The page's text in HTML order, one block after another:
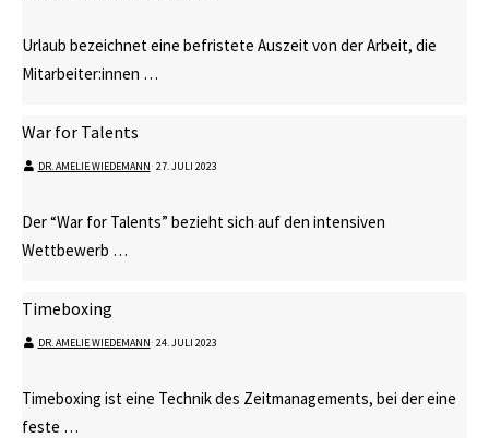
Urlaub bezeichnet eine befristete Auszeit von der Arbeit, die
Mitarbeiter:innen …
War for Talents
DR. AMELIE WIEDEMANN⋅ 27. JULI 2023
Der “War for Talents” bezieht sich auf den intensiven
Wettbewerb …
Timeboxing
DR. AMELIE WIEDEMANN⋅ 24. JULI 2023
Timeboxing ist eine Technik des Zeitmanagements, bei der eine
feste …